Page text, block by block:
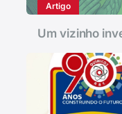
Artigo
Um vizinho